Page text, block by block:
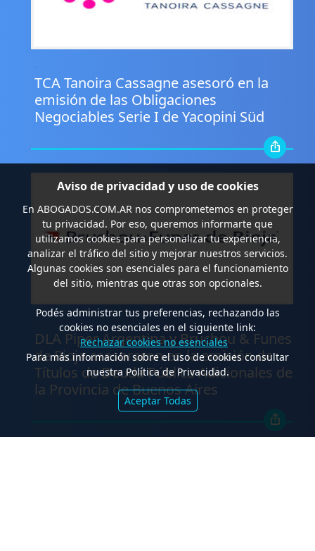
TCA Tanoira Cassagne asesoró en la
emisión de las Obligaciones
Negociables Serie I de Yacopini Süd
DLA Piper Argentina y Bruchou & Funes
de Rioja asesoraron en la emisión de
Títulos de Deuda Pública Adicionales de
la Provincia de Buenos Aires
Aviso de privacidad y uso de cookies
En ABOGADOS.COM.ARnos comprometemos en proteger
tu privacidad. Por eso, queremos informarte que
utilizamos cookies para personalizar tu experiencia,
analizar el tráfico del sitio y mejorar nuestros servicios.
Algunas cookies son esenciales para el funcionamiento
del sitio, mientras que otras son opcionales.
Podés administrar tus preferencias, rechazando las
cookies no esenciales en el siguiente link:
Rechazar cookies no esenciales
Para más información sobre el uso de cookies consultar
nuestra Política de Privacidad.
Aceptar Todas